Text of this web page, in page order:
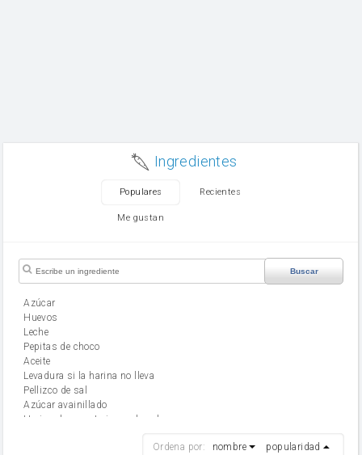
Ingredientes
Populares Recientes
Me gustan
Buscar
Azúcar
huevos
leche
Pepitas de choco
aceite
Levadura si la harina no lleva
Pellizco de sal
Azúcar avainillado
Harina de reposteria con levadura
Ordena por: nombre popularidad